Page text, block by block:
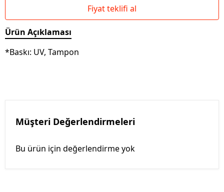
Fiyat teklifi al
Ürün Açıklaması
*Baskı: UV, Tampon
Müşteri Değerlendirmeleri
Bu ürün için değerlendirme yok